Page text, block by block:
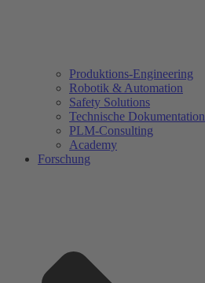
Produktions-Engineering
Robotik & Automation
Safety Solutions
Technische Dokumentation
PLM-Consulting
Academy
Forschung